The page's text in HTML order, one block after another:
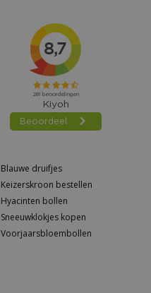
Blauwe druifjes
Keizerskroon bestellen
Hyacinten bollen
Sneeuwklokjes kopen
Voorjaarsbloembollen